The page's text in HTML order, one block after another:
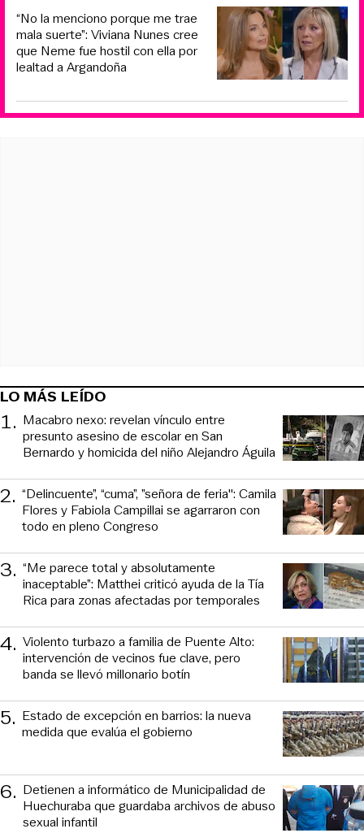
“No la menciono porque me trae
mala suerte”: Viviana Nunes cree
que Neme fue hostil con ella por
lealtad a Argandoña
LO MÁS LEÍDO
1. Macabro nexo: revelan vínculo entre
presunto asesino de escolar en San
Bernardo y homicida del niño Alejandro Águila
2. “Delincuente”, “cuma”, ”señora de feria": Camila
Flores y Fabiola Campillai se agarraron con
todo en pleno Congreso
3. “Me parece total y absolutamente
inaceptable”: Matthei criticó ayuda de la Tía
Rica para zonas afectadas por temporales
4. Violento turbazo a familia de Puente Alto:
intervención de vecinos fue clave, pero
banda se llevó millonario botín
5. Estado de excepción en barrios: la nueva
medida que evalúa el gobierno
6. Detienen a informático de Municipalidad de
Huechuraba que guardaba archivos de abuso
sexual infantil